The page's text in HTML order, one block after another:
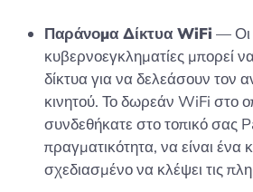
Παράνομα Δίκτυα WiFi — Οι
κυβερνοεγκληματίες μπορεί
δίκτυα για να δελεάσουν τον
κινητού. Το δωρεάν WiFi στο
συνδεθήκατε στο τοπικό σας
πραγματικότητα, να είναι ένα
σχεδιασμένο να κλέψει τις